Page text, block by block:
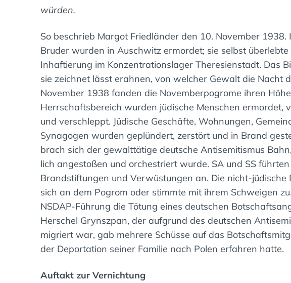
würden.
So beschrieb Margot Friedländer den 10. November
Bruder wurden in Auschwitz ermordet; sie selbst
Inhaftierung im Konzentrationslager Theresienstadt. Das
sie zeichnet lässt erahnen, von welcher Gewalt die Nacht
November 1938 fanden die Novemberpogrome ihren
Herrschaftsbereich wurden jüdische Menschen ermordet,
und verschleppt. Jüdische Geschäfte, Wohnungen,
Synagogen wurden geplündert, zerstört und in Brand
brach sich der gewalttätige deutsche Antisemitismus
lich angestoßen und orchestriert wurde. SA und SS
Brandstiftungen und Verwüstungen an. Die nicht-jüdische
sich an dem Pogrom oder stimmte mit ihrem Schweigen
NSDAP-Führung die Tötung eines deutschen
Herschel Grynszpan, der aufgrund des deutschen
migriert war, gab mehrere Schüsse auf das
der Deportation seiner Familie nach Polen erfahren hatte.
Auftakt zur Vernichtung